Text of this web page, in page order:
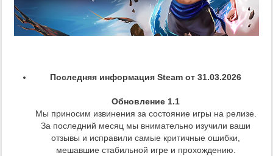
Последняя информация Steam от 31.03.2026
Обновление 1.1
Мы приносим извинения за состояние игры на релизе.
За последний месяц мы внимательно изучили ваши
отзывы и исправили самые критичные ошибки,
мешавшие стабильной игре и прохождению.